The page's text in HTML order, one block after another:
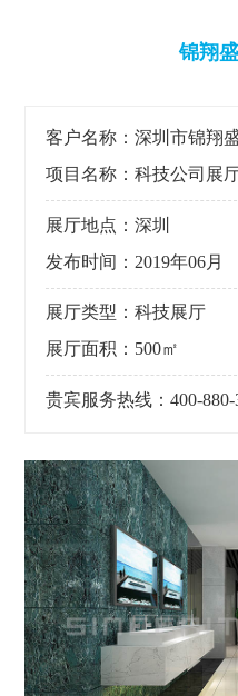
锦翔
客户名称：深圳市锦翔
项目名称：科技公司展
展厅地点：深圳
发布时间：2019年06月
展厅类型：科技展厅
展厅面积：500㎡
贵宾服务热线：400-880-